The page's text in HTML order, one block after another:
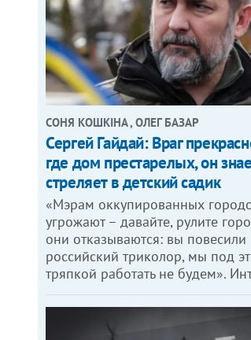
СОНЯ КОШКІНА , ОЛЕГ БАЗАР
Сергей Гайдай: Враг
где дом престарелых, он
стреляет в детский садик
«Мэрам оккупированных
угрожают – давайте, рулите
они отказываются: вы повесили
российский триколор, мы под
тряпкой работать не будем».